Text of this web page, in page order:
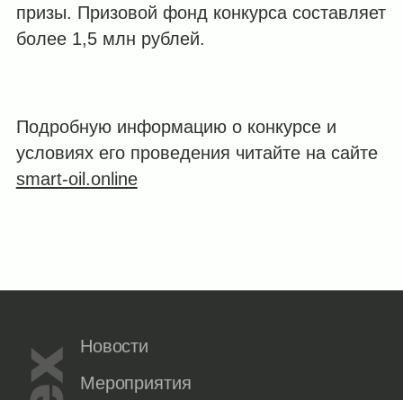
призы. Призовой фонд конкурса составляет
более 1,5 млн рублей.
Подробную информацию о конкурсе и
условиях его проведения читайте на сайте
smart-oil.online
Новости
Мероприятия